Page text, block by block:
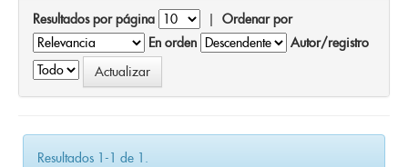
Resultados por página | Ordenar por
En orden
Autor/registro
Resultados 1-1 de 1.